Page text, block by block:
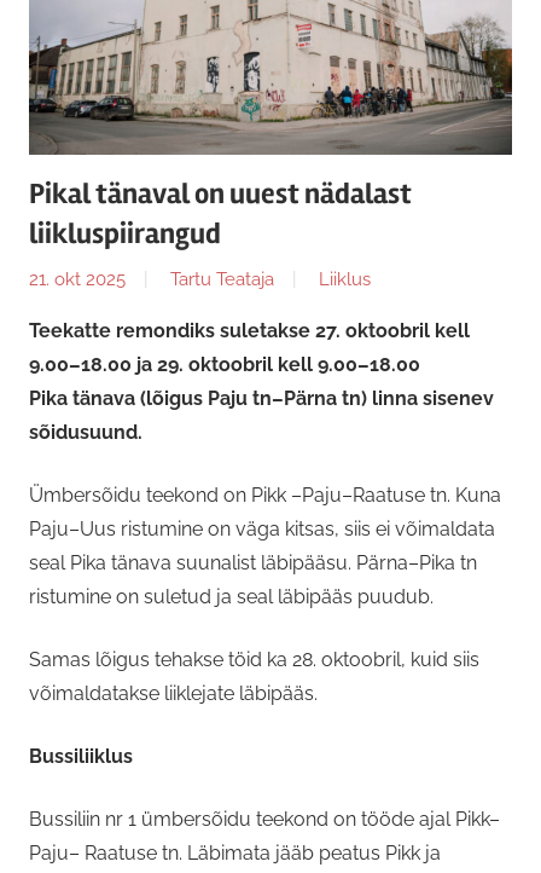
Pikal tänaval on uuest nädalast
liikluspiirangud
21. okt 2025 Tartu Teataja Liiklus
Teekatte remondiks suletakse 27. oktoobril kell
9.00–18.00 ja 29. oktoobril kell 9.00–18.00
Pika tänava (lõigus Paju tn–Pärna tn) linna sisenev
sõidusuund.
Ümbersõidu teekond on Pikk –Paju–Raatuse tn. Kuna
Paju–Uus ristumine on väga kitsas, siis ei võimaldata
seal Pika tänava suunalist läbipääsu. Pärna–Pika tn
ristumine on suletud ja seal läbipääs puudub.
Samas lõigus tehakse töid ka 28. oktoobril, kuid siis
võimaldatakse liiklejate läbipääs.
Bussiliiklus
Bussiliin nr 1 ümbersõidu teekond on tööde ajal Pikk–
Paju– Raatuse tn. Läbimata jääb peatus Pikk ja